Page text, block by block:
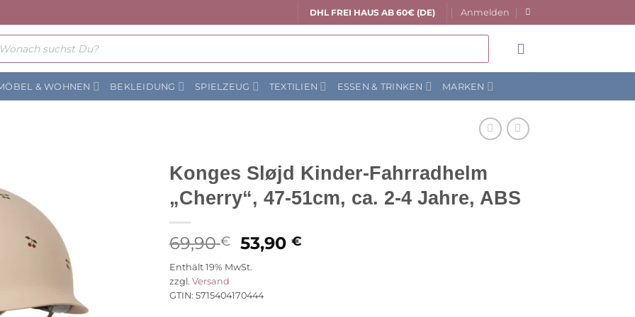
DHL FREI HAUS AB 60€ (DE) Anmelden
& WOHNEN BEKLEIDUNG SPIELZEUG TEXTILIEN ESSEN & TRINKEN MARKEN
Konges Sløjd Kinder-Fahrradhelm
„Cherry“, 47-51cm, ca. 2-4 Jahre, ABS
69,90€
Ursprünglicher
Preis
war:
69,90 €
53,90€
Enthält 19% MwSt.
zzgl. Versand
GTIN: 5715404170444